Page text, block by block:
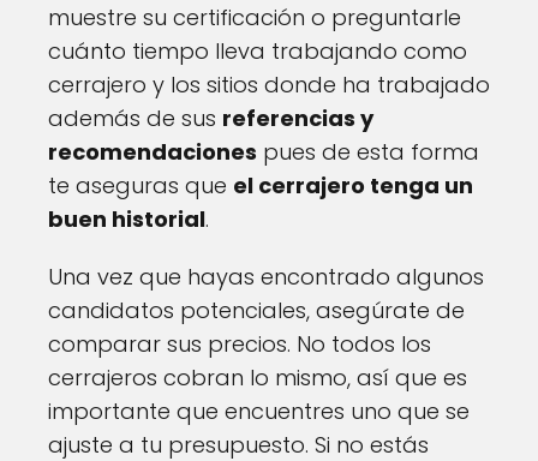
muestre su certificación o preguntarle
cuánto tiempo lleva trabajando como
cerrajero y los sitios donde ha trabajado
además de sus referencias y
recomendaciones pues de esta forma
te aseguras que el cerrajero tenga un
buen historial.
Una vez que hayas encontrado algunos
candidatos potenciales, asegúrate de
comparar sus precios. No todos los
cerrajeros cobran lo mismo, así que es
importante que encuentres uno que se
ajuste a tu presupuesto. Si no estás